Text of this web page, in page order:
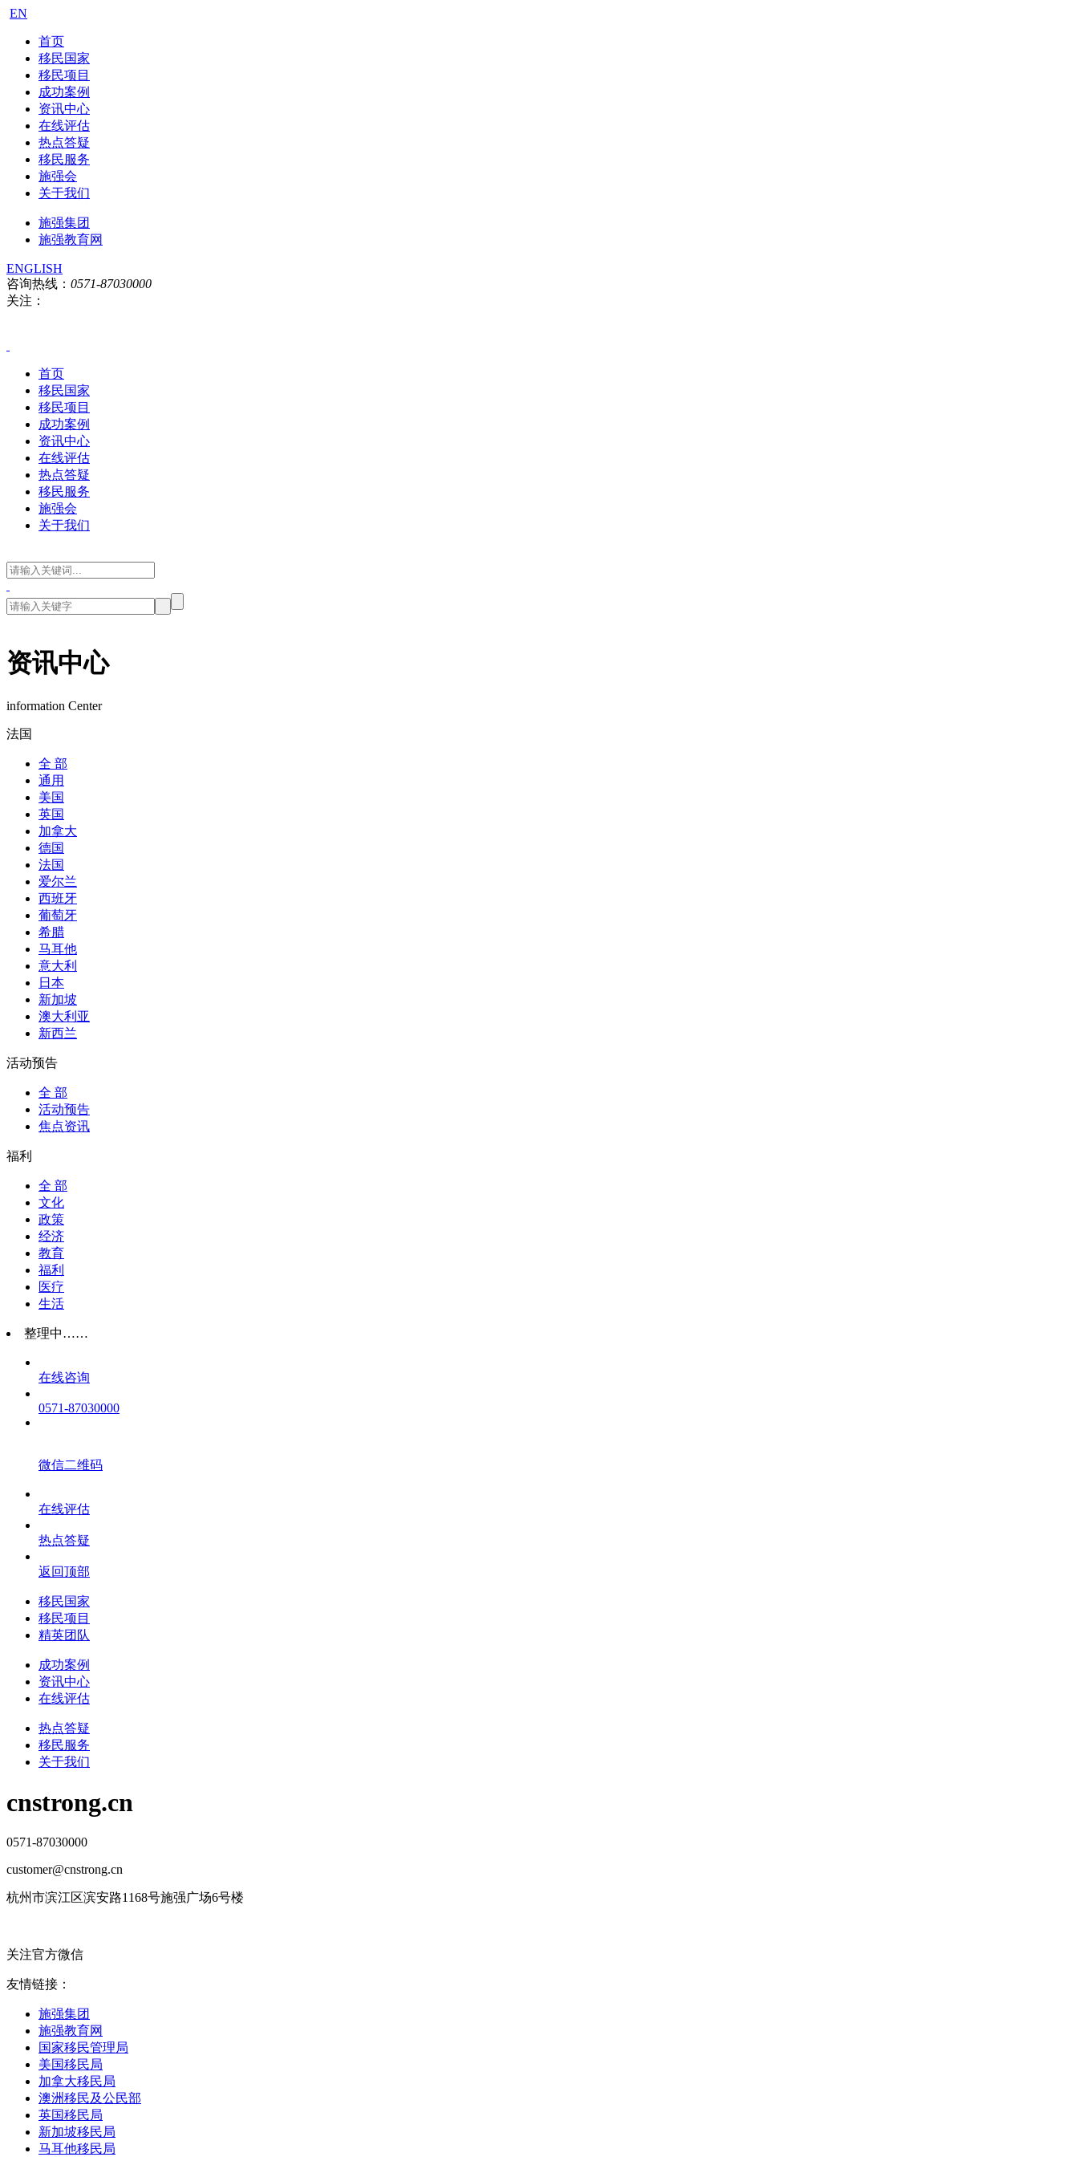
EN
首页
移民国家
移民项目
成功案例
资讯中心
在线评估
热点答疑
移民服务
施强会
关于我们
施强集团
施强教育网
ENGLISH
咨询热线： 0571-87030000
关注：
首页
移民国家
移民项目
成功案例
资讯中心
在线评估
热点答疑
移民服务
施强会
关于我们
资讯中心
information Center
法国
全 部
通用
美国
英国
加拿大
德国
法国
爱尔兰
西班牙
葡萄牙
希腊
马耳他
意大利
日本
新加坡
澳大利亚
新西兰
活动预告
全 部
活动预告
焦点资讯
福利
全 部
文化
政策
经济
教育
福利
医疗
生活
整理中……
在线咨询
0571-87030000
微信二维码
在线评估
热点答疑
返回顶部
移民国家
移民项目
精英团队
成功案例
资讯中心
在线评估
热点答疑
移民服务
关于我们
cnstrong.cn
0571-87030000
customer@cnstrong.cn
杭州市滨江区滨安路1168号施强广场6号楼
关注官方微信
友情链接：
施强集团
施强教育网
国家移民管理局
美国移民局
加拿大移民局
澳洲移民及公民部
英国移民局
新加坡移民局
马耳他移民局